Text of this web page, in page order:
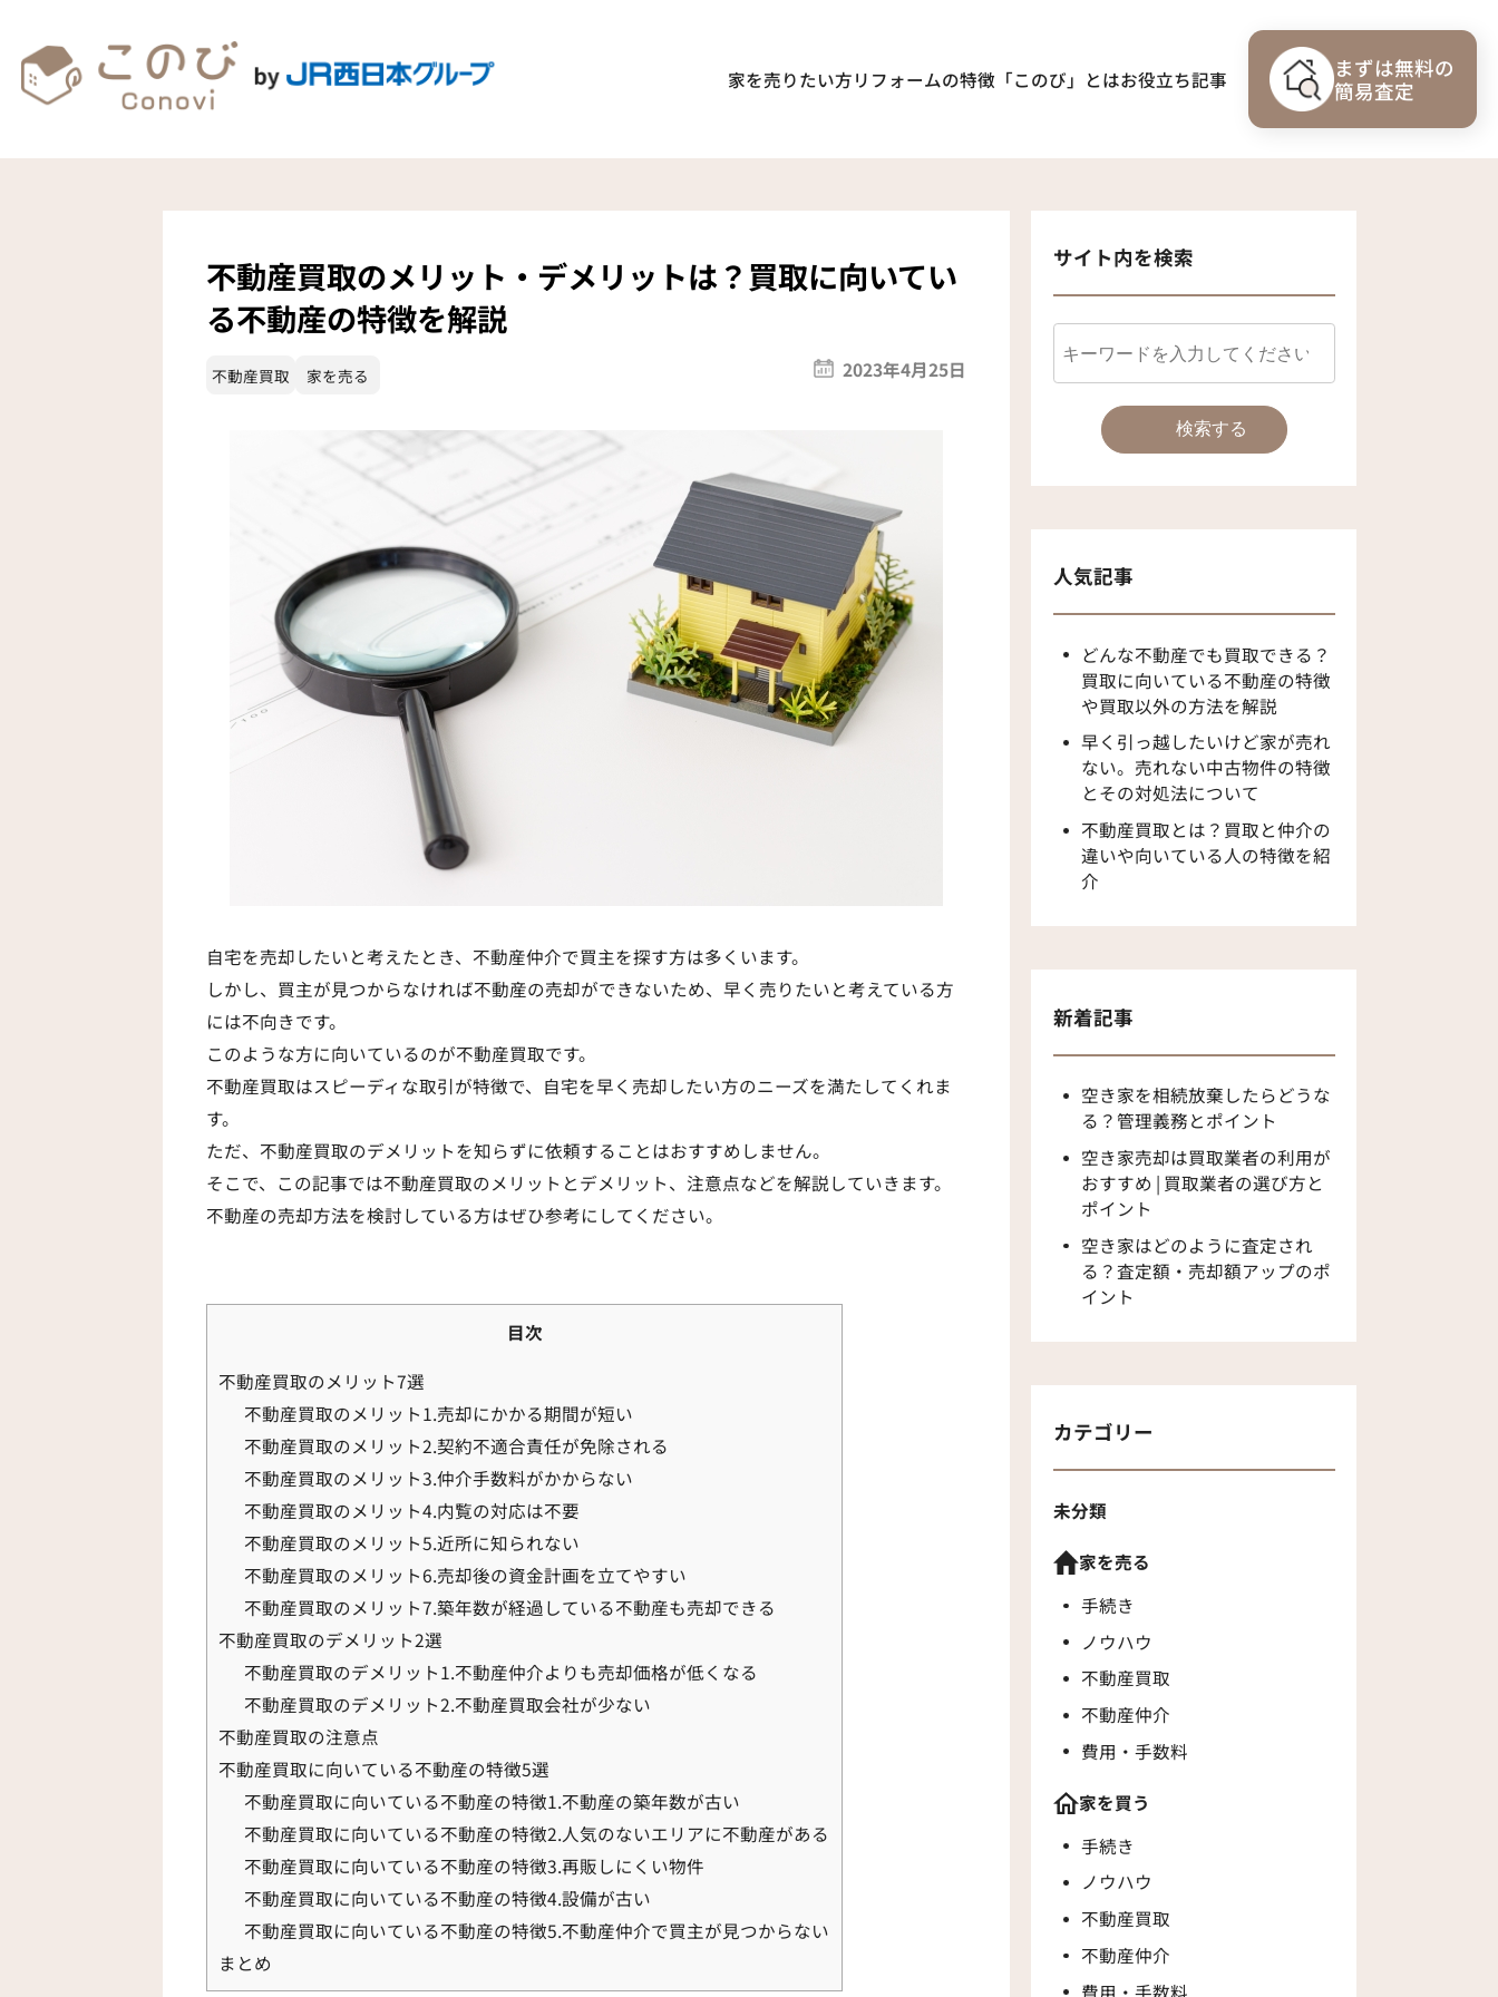
家を売りたい方リフォームの特徴 「このび」とはお役立ち記事
まずは無料の
簡易査定
不動産買取のメリット・デメリットは？買取に向いてい
る不動産の特徴を解説
不動産買取 家を売る 2023年4月25日
自宅を売却したいと考えたとき、不動産仲介で買主を探す方は多くいます。
しかし、買主が見つからなければ不動産の売却ができないため、早く売りたいと考えている方
には不向きです。
このような方に向いているのが不動産買取です。
不動産買取はスピーディな取引が特徴で、自宅を早く売却したい方のニーズを満たしてくれま
す。
ただ、不動産買取のデメリットを知らずに依頼することはおすすめしません。
そこで、この記事では不動産買取のメリットとデメリット、注意点などを解説していきます。
不動産の売却方法を検討している方はぜひ参考にしてください。
目次
不動産買取のメリット7選
不動産買取のメリット1.売却にかかる期間が短い
不動産買取のメリット2.契約不適合責任が免除される
不動産買取のメリット3.仲介手数料がかからない
不動産買取のメリット4.内覧の対応は不要
不動産買取のメリット5.近所に知られない
不動産買取のメリット6.売却後の資金計画を立てやすい
不動産買取のメリット7.築年数が経過している不動産も売却できる
不動産買取のデメリット2選
不動産買取のデメリット1.不動産仲介よりも売却価格が低くなる
不動産買取のデメリット2.不動産買取会社が少ない
不動産買取の注意点
不動産買取に向いている不動産の特徴5選
不動産買取に向いている不動産の特徴1.不動産の築年数が古い
不動産買取に向いている不動産の特徴2.人気のないエリアに不動産がある
不動産買取に向いている不動産の特徴3.再販しにくい物件
不動産買取に向いている不動産の特徴4.設備が古い
不動産買取に向いている不動産の特徴5.不動産仲介で買主が見つからない
まとめ
サイト内を検索
検索する
人気記事
どんな不動産でも買取できる？
買取に向いている不動産の特徴
や買取以外の方法を解説
早く引っ越したいけど家が売れ
ない。売れない中古物件の特徴
とその対処法について
不動産買取とは？買取と仲介の
違いや向いている人の特徴を紹
介
新着記事
空き家を相続放棄したらどうな
る？管理義務とポイント
空き家売却は買取業者の利用が
おすすめ | 買取業者の選び方と
ポイント
空き家はどのように査定され
る？査定額・売却額アップのポ
イント
カテゴリー
未分類
家を売る
手続き
ノウハウ
不動産買取
不動産仲介
費用・手数料
家を買う
手続き
ノウハウ
不動産買取
不動産仲介
費用・手数料